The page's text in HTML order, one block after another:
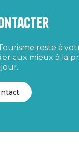
reste à
aux mieux à la